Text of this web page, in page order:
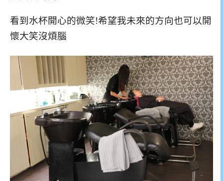
看到水杯開心的微笑!希望我未來的方向也可以開
懷大笑沒煩腦